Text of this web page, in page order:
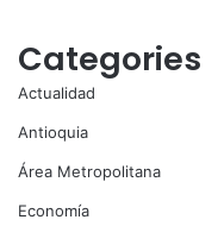
Categories
Actualidad
Antioquia
Área Metropolitana
Economía